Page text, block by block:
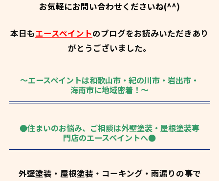
お気軽にお問い合わせくださいね(^^)
本日もエースペイントのブログをお読みいただきあり
がとうございました。
～エースペイントは和歌山市・紀の川市・岩出市・
海南市に地域密着！～
●住まいのお悩み、ご相談は外壁塗装・屋根塗装専
門店のエースペイントへ●
外壁塗装・屋根塗装・コーキング・雨漏りの事で